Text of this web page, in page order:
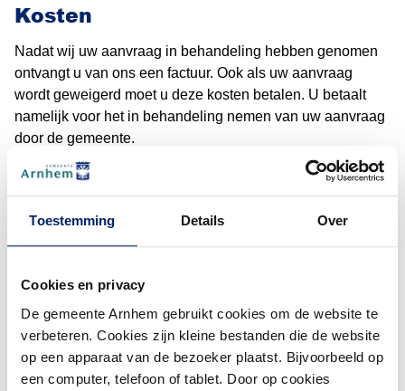
Toestemming Details Over
Cookies en privacy
De gemeente Arnhem gebruikt cookies om de website te
verbeteren. Cookies zijn kleine bestanden die de website
op een apparaat van de bezoeker plaatst. Bijvoorbeeld op
een computer, telefoon of tablet. Door op cookies
Kosten
Nadat wij uw aanvraag in behandeling hebben genomen
ontvangt u van ons een factuur. Ook als uw aanvraag
wordt geweigerd moet u deze kosten betalen. U betaalt
namelijk voor het in behandeling nemen van uw aanvraag
door de gemeente.
Soort Kosten
Locaties waar u wel mag
parkeren met een groot voertuig
Op de volgende bedrijventerreinen of industrieterreinen in
Arnhem is parkeren van grote voertuigen wel toegestaan: